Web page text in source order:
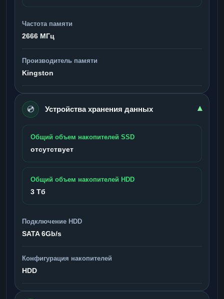
Частота памяти
2666 МГц
Производитель памяти
Kingston
💿 Устройства хранения данных ▾
Общий объем накопителей SSD
отсутствует
Общий объем накопителей HDD
3 Тб
Подключение HDD
SATA 6Gb/s
Конфигурация накопителей
HDD